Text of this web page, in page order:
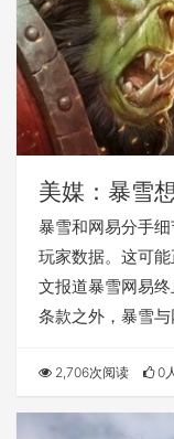
美媒：暴雪
称：关键条
暴雪和网易分手
玩家数据。这可
文报道暴雪网易
条款之外，暴雪与
2,706次阅读 0